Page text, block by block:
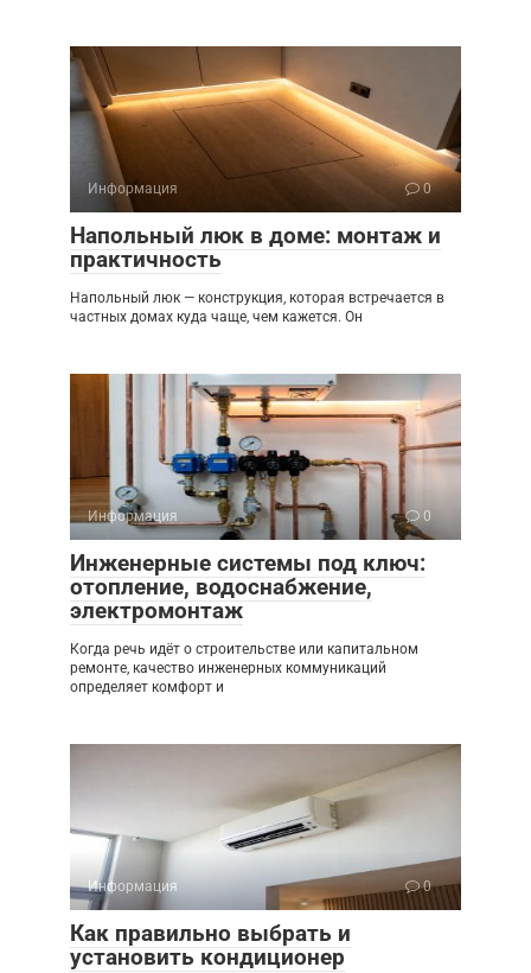
Информация 0
Напольный люк в доме: монтаж и
практичность
Напольный люк — конструкция, которая встречается в
частных домах куда чаще, чем кажется. Он
Информация 0
Инженерные системы под ключ:
отопление, водоснабжение,
электромонтаж
Когда речь идёт о строительстве или капитальном
ремонте, качество инженерных коммуникаций
определяет комфорт и
Информация 0
Как правильно выбрать и
установить кондиционер